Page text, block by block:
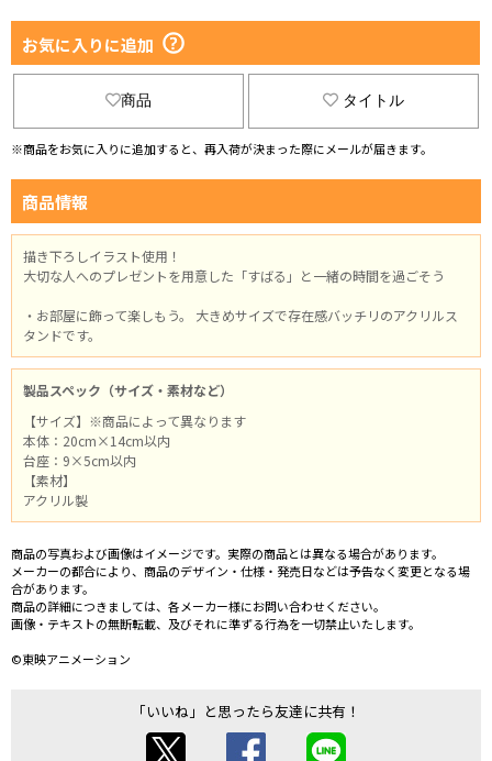
お気に入りに追加
商品 タイトル
※商品をお気に入りに追加すると、再入荷が決まった際にメールが届きます。
商品情報
描き下ろしイラスト使用！
大切な人へのプレゼントを用意した「すばる」と一緒の時間を過ごそう
・お部屋に飾って楽しもう。 大きめサイズで存在感バッチリのアクリルス
タンドです。
製品スペック（サイズ・素材など）
【サイズ】※商品によって異なります
本体：20cm×14cm以内
台座：9×5cm以内
【素材】
アクリル製
商品の写真および画像はイメージです。実際の商品とは異なる場合があります。
メーカーの都合により、商品のデザイン・仕様・発売日などは予告なく変更となる場
合があります。
商品の詳細につきましては、各メーカー様にお問い合わせください。
画像・テキストの無断転載、及びそれに準ずる行為を一切禁止いたします。
©東映アニメーション
「いいね」と思ったら友達に共有！